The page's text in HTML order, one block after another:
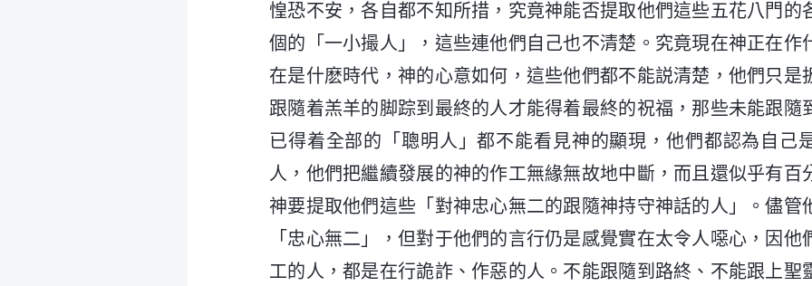
惶恐不安，各自都不知所措，究竟神能否提取他們這些五花八門的
個的「一小撮人」，這些連他們自己也不清楚。究竟現在神正在作
在是什麽時代，神的心意如何，這些他們都不能説清楚，他們只是
跟隨着羔羊的脚踪到最終的人才能得着最終的祝福，那些未能跟隨
已得着全部的「聰明人」都不能看見神的顯現，他們都認為自己
人，他們把繼續發展的神的作工無緣無故地中斷，而且還似乎有百
神要提取他們這些「對神忠心無二的跟隨神持守神話的人」。儘管
「忠心無二」，但對于他們的言行仍是感覺實在太令人噁心，因他
工的人，都是在行詭詐、作惡的人。不能跟隨到路終、不能跟上聖